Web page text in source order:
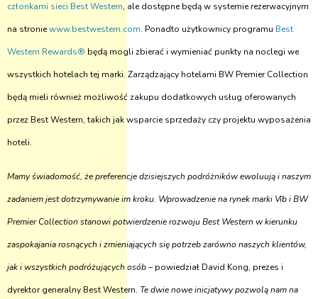
członkami sieci Best Western, ale dostępne będą w systemie rezerwacyjnym
na stroniewww.bestwestern.com. Ponadto użytkownicy programu Best
Western Rewards® będą mogli zbierać i wymieniać punkty na noclegi we
wszystkich hotelach tej marki. Zarządzający hotelami BW Premier Collection
będą mieli również możliwość zakupu dodatkowych usług oferowanych
przez Best Western, takich jak wsparcie sprzedaży czy projektu wyposażenia
hoteli.
Mamy świadomość, że preferencje dzisiejszych podróżników ewoluują i naszym
zadaniem jest dotrzymywanie im kroku. Wprowadzenie na rynek marki Vīb i BW
Premier Collection stanowi potwierdzenie rozwoju Best Western w kierunku
zaspokajania rosnących i zmieniających się potrzeb zarówno naszych klientów,
jak i wszystkich podróżujących osób– powiedział David Kong, prezes i
dyrektor generalny Best Western. Te dwie nowe inicjatywy pozwolą nam na